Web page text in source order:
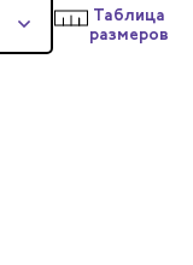
Таблица
размеров